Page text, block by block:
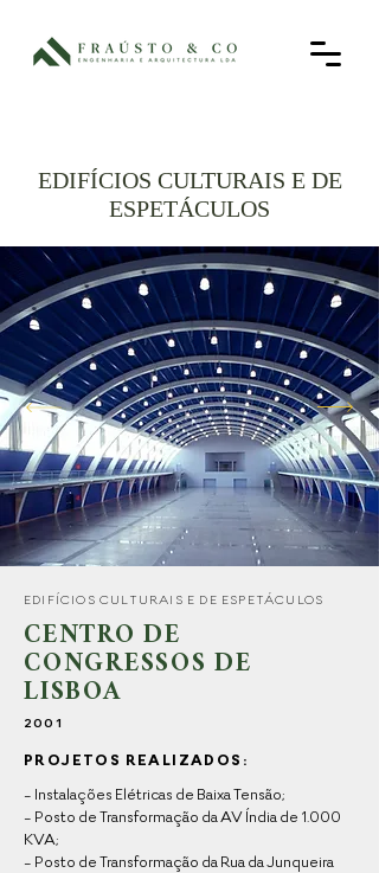
EDIFÍCIOS CULTURAIS E DE
ESPETÁCULOS
EDIFÍCIOS CULTURAIS E DE ESPETÁCULOS
CENTRO DE
CONGRESSOS DE
LISBOA
2001
PROJETOS REALIZADOS:
- Instalações Elétricas de Baixa Tensão;
- Posto de Transformação da AV Índia de 1.000
KVA;
- Posto de Transformação da Rua da Junqueira